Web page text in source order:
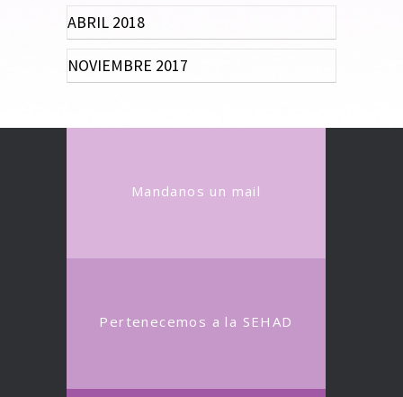
ABRIL 2018
NOVIEMBRE 2017
Mandanos un mail
Pertenecemos a la SEHAD